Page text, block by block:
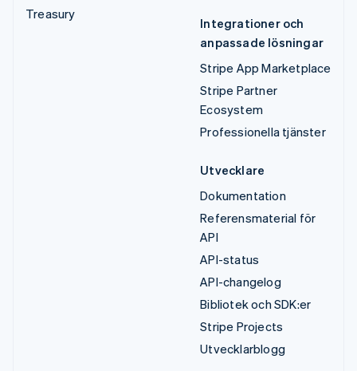
Treasury
Integrationer och
anpassade lösningar
Stripe App Marketplace
Stripe Partner
Ecosystem
Professionella tjänster
Utvecklare
Dokumentation
Referensmaterial för
API
API-status
API-changelog
Bibliotek och SDK:er
Stripe Projects
Utvecklarblogg